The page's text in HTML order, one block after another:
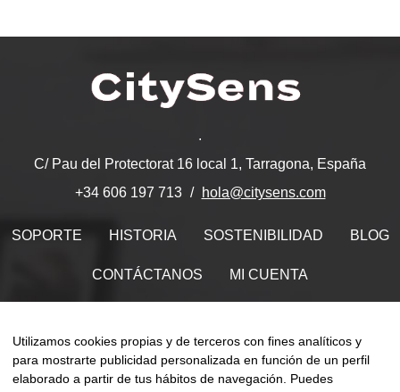
.
C/ Pau del Protectorat 16 local 1, Tarragona, España
+34 606 197 713
hola@citysens.com
SOPORTE HISTORIA SOSTENIBILIDAD BLOG
CONTÁCTANOS MI CUENTA
Utilizamos cookies propias y de terceros con fines analíticos y
para mostrarte publicidad personalizada en función de un perfil
elaborado a partir de tus hábitos de navegación. Puedes